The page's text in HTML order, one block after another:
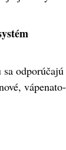
odporúčajú